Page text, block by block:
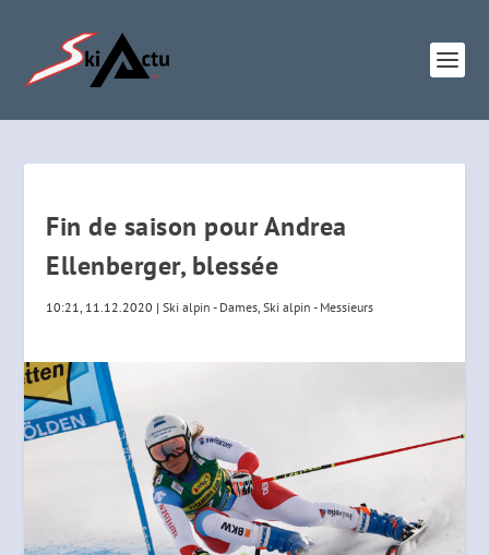
Fin de saison pour Andrea
Ellenberger, blessée
10:21, 11.12.2020 |Ski alpin - Dames,Ski alpin - Messieurs